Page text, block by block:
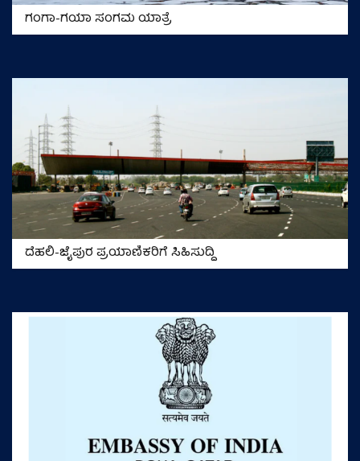
ಗಂಗಾ-ಗಯಾ ಸಂಗಮ ಯಾತ್ರೆ
ದೆಹಲಿ-ಜೈಪುರ ಪ್ರಯಾಣಿಕರಿಗೆ ಸಿಹಿಸುದ್ದಿ